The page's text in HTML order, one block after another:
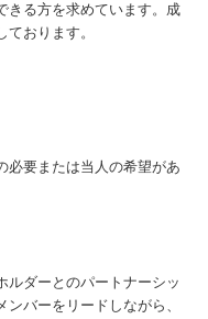
きる方を求めています。成
おります。
必要または当人の希望があ
ルダーとのパートナーシッ
バーをリードしながら、